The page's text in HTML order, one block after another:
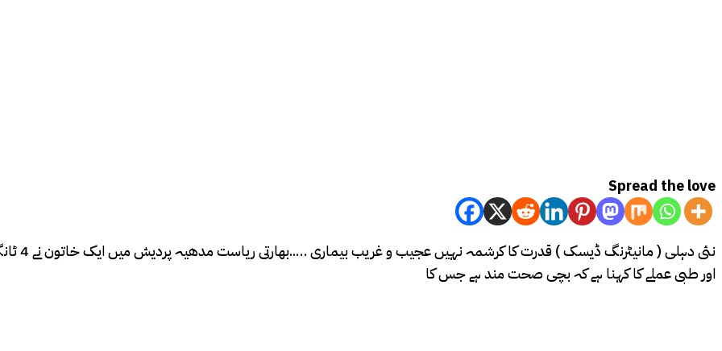
Spread the love
نئی
اور طبی عملے کا کہنا ہے کہ بچی صحت مند ہے جس کا